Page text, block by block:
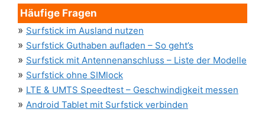
Häufige Fragen
» Surfstick im Ausland nutzen
» Surfstick Guthaben aufladen – So geht’s
» Surfstick mit Antennenanschluss – Liste der Modelle
» Surfstick ohne SIMlock
» LTE & UMTS Speedtest – Geschwindigkeit messen
» Android Tablet mit Surfstick verbinden